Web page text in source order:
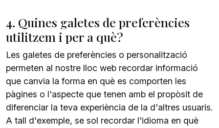
4. Quines galetes de preferències
utilitzem i per a què?
Les galetes de preferències o personalització
permeten al nostre lloc web recordar informació
que canvia la forma en què es comporten les
pàgines o l'aspecte que tenen amb el propòsit de
diferenciar la teva experiència de la d'altres usuaris.
A tall d'exemple, se sol recordar l'idioma en què